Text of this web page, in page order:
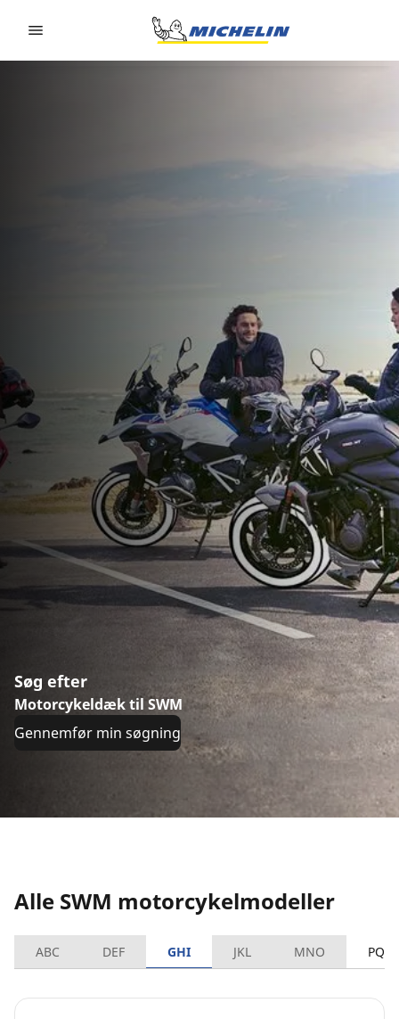
Søg efter
Motorcykeldæk til SWM
Gennemfør min søgning
Alle SWM motorcykelmodeller
ABC DEF GHI JKL MNO PQRS